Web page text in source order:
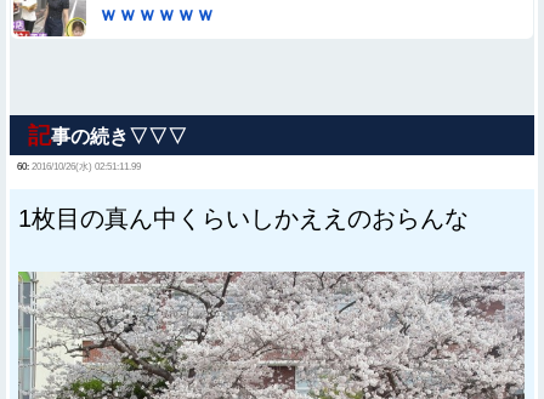
ｗｗｗｗｗｗ
記事の続き▽▽▽
60: 2016/10/26(水) 02:51:11.99
1枚目の真ん中くらいしかええのおらんな